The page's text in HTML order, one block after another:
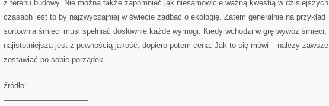
z terenu budowy. Nie można także zapomnieć jak niesamowicie ważną kwestią w dzisiejszych
czasach jest to by najzwyczajniej w świecie zadbać o ekologię. Zatem generalnie na przykład
sortownia śmieci musi spełniać dosłownie każde wymogi. Kiedy wchodzi w grę wywóz śmieci,
najistotniejsza jest z pewnością jakość, dopiero potem cena. Jak to się mówi – należy zawsze
zostawiać po sobie porządek.
źródło:
———————————